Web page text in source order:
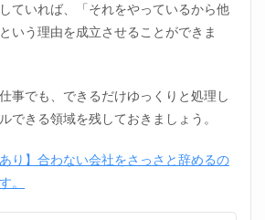
ていれば、「それをやっているから他
いう理由を成立させることができま
事でも、できるだけゆっくりと処理し
できる領域を残しておきましょう。
あり】合わない会社をさっさと辞めるの
。